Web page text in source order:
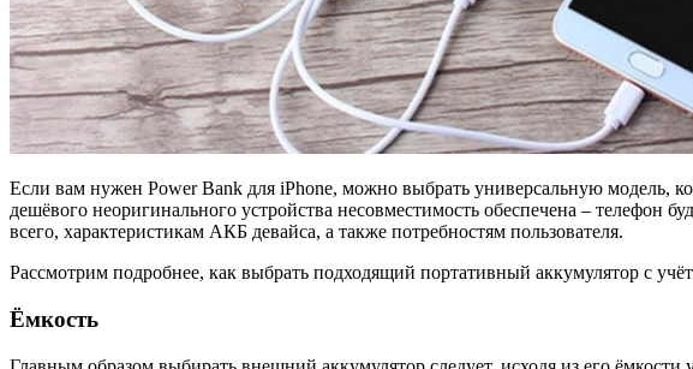
Если вам нужен Power Bank для iPhone, можно выбрать универсальную модель,
дешёвого неоригинального устройства несовместимость обеспечена – телефон
всего, характеристикам АКБ девайса, а также потребностям пользователя.
Рассмотрим подробнее, как выбрать подходящий портативный аккумулятор с
Ёмкость